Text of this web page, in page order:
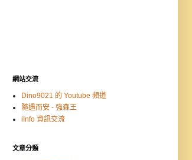
網站交流
Dino9021 的 Youtube 頻道
隨遇而安 - 強森王
iInfo 資訊交流
文章分類